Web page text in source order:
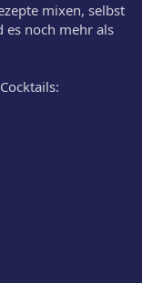
mixen, selbst
noch mehr als